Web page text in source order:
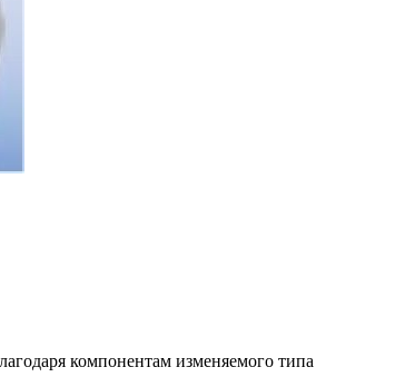
компонентам изменяемого типа